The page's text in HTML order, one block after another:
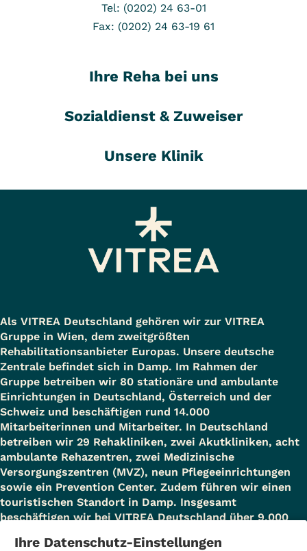
Tel: (0202) 24 63-01
Fax: (0202) 24 63-19 61
Ihre Reha bei uns
Sozialdienst & Zuweiser
Unsere Klinik
Als VITREA Deutschland gehören wir zur VITREA
Gruppe in Wien, dem zweitgrößten
Rehabilitationsanbieter Europas. Unsere deutsche
Zentrale befindet sich in Damp. Im Rahmen der
Gruppe betreiben wir 80 stationäre und ambulante
Einrichtungen in Deutschland, Österreich und der
Schweiz und beschäftigen rund 14.000
Mitarbeiterinnen und Mitarbeiter. In Deutschland
betreiben wir 29 Rehakliniken, zwei Akutkliniken, acht
ambulante Rehazentren, zwei Medizinische
Versorgungszentren (MVZ), neun Pflegeeinrichtungen
sowie ein Prevention Center. Zudem führen wir einen
touristischen Standort in Damp. Insgesamt
beschäftigen wir bei VITREA Deutschland über 9.000
Ihre Datenschutz-Einstellungen